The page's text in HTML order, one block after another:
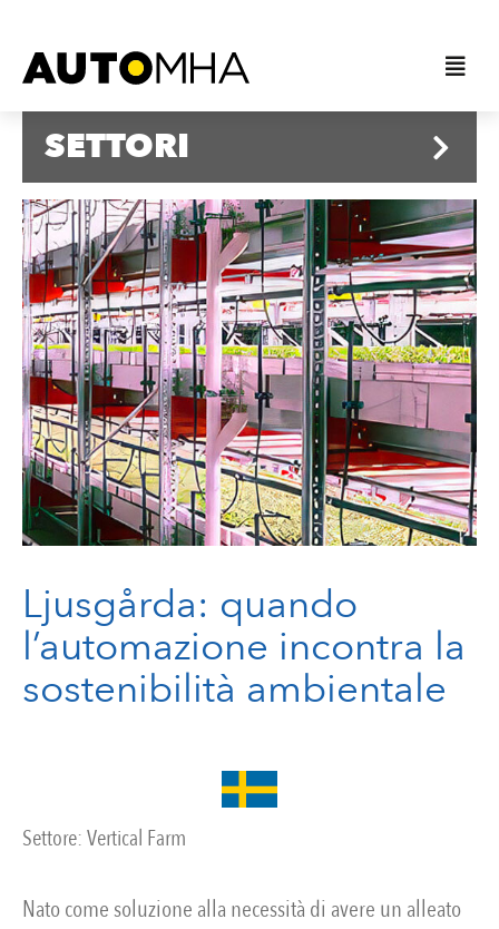
SETTORI
Ljusgårda: quando
l’automazione incontra la
sostenibilità ambientale
Settore:Vertical Farm
Nato come soluzione alla necessità di avere un alleato